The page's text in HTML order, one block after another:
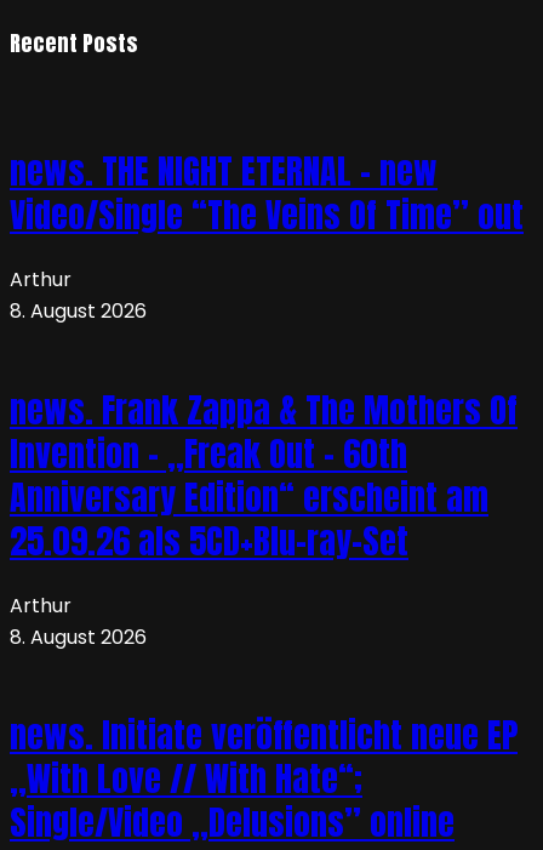
Recent Posts
news. THE NIGHT ETERNAL – new
Video/Single “The Veins Of Time” out
Arthur
8. August 2026
news. Frank Zappa & The Mothers Of
Invention – „Freak Out – 60th
Anniversary Edition“ erscheint am
25.09.26 als 5CD+Blu-ray-Set
Arthur
8. August 2026
news. Initiate veröffentlicht neue EP
„With Love // With Hate“;
Single/Video „Delusions” online